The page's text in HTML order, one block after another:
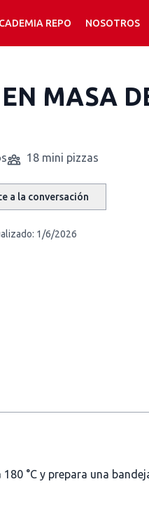
REPO NOSOTROS
MASA
18 mini pizzas
a la conversación
1/6/2026
°C y prepara una